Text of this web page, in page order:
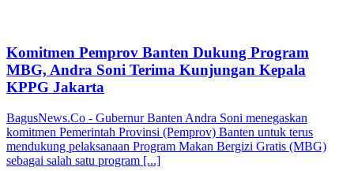
Komitmen Pemprov Banten Dukung Program
MBG, Andra Soni Terima Kunjungan Kepala
KPPG Jakarta
BagusNews.Co - Gubernur Banten Andra Soni menegaskan
komitmen Pemerintah Provinsi (Pemprov) Banten untuk terus
mendukung pelaksanaan Program Makan Bergizi Gratis (MBG)
sebagai salah satu program [...]